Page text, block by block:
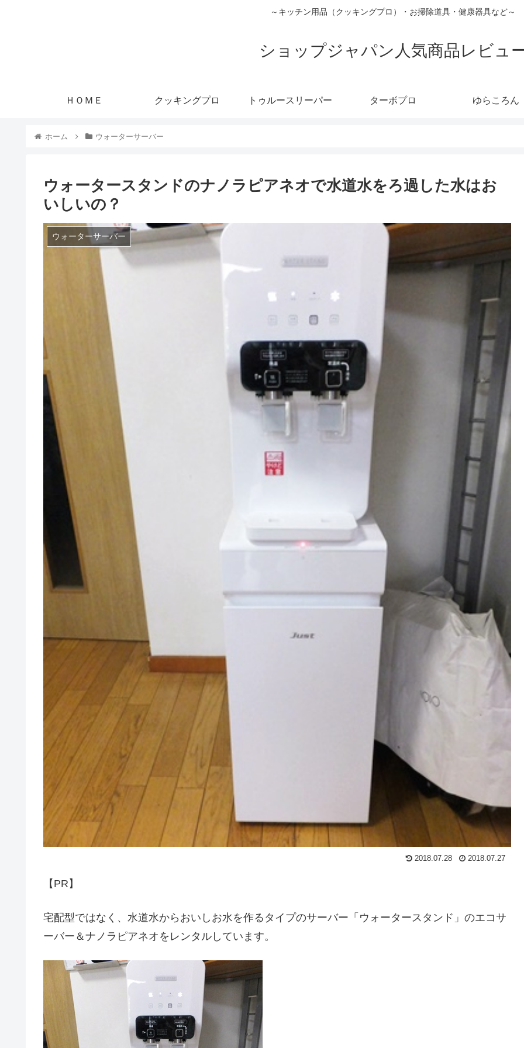
～キッチン用品（クッキングプロ）・お掃除道具・健康器具など～
ショップジャパン人気商品レビュ
ＨＯＭＥ クッキングプロ トゥルースリーパー ターボプロ ゆらころん
ホーム ウォーターサーバー
ウォータースタンドのナノラピアネオで水道水をろ過した水はお
いしいの？
ウォーターサーバー
2018.07.28 2018.07.27
【PR】
宅配型ではなく、水道水からおいしお水を作るタイプのサーバー「ウォータースタンド」のエコサ
ーバー＆ナノラピアネオをレンタルしています。